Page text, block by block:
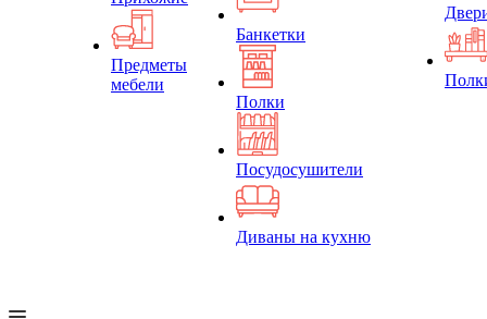
Предметы
мебели
Банкетки
Полки
Посудосушители
Диваны на кухню